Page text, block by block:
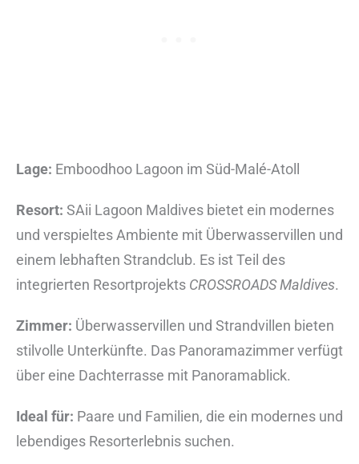
Lage: Emboodhoo Lagoon im Süd-Malé-Atoll
Resort: SAii Lagoon Maldives bietet ein modernes
und verspieltes Ambiente mit Überwasservillen und
einem lebhaften Strandclub. Es ist Teil des
integrierten Resortprojekts CROSSROADS Maldives.
Zimmer: Überwasservillen und Strandvillen bieten
stilvolle Unterkünfte. Das Panoramazimmer verfügt
über eine Dachterrasse mit Panoramablick.
Ideal für: Paare und Familien, die ein modernes und
lebendiges Resorterlebnis suchen.